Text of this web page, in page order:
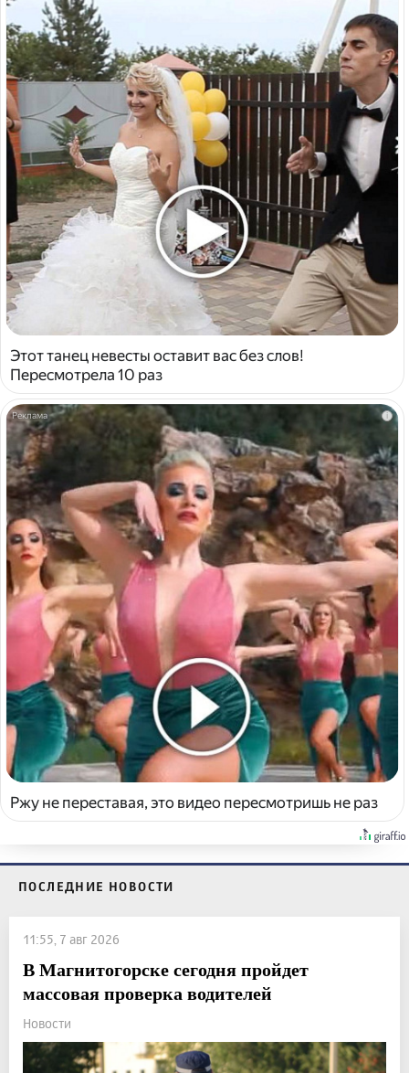
Этот танец невесты оставит вас без слов!
Пересмотрела 10 раз
i
Ржу не переставая, это видео пересмотришь не раз
ПОСЛЕДНИЕ НОВОСТИ
11:55, 7 авг 2026
В Магнитогорске сегодня пройдет
массовая проверка водителей
Новости